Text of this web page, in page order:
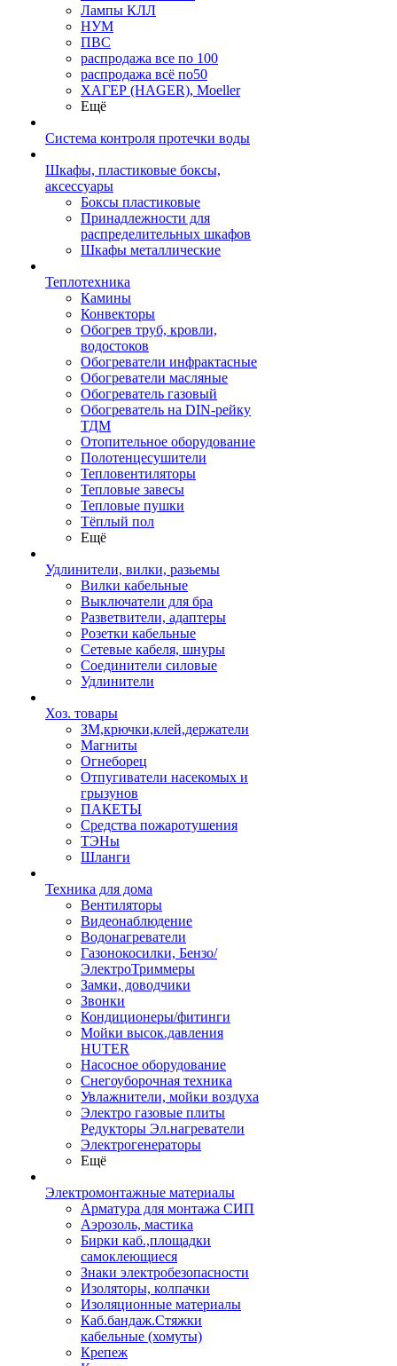
Лампы КЛЛ
НУМ
ПВС
распродажа все по 100
распродажа всё по50
ХАГЕР (HAGER), Moeller
Ещё
Система контроля протечки воды
Шкафы, пластиковые боксы,
аксессуары
Боксы пластиковые
Принадлежности для
распределительных шкафов
Шкафы металлические
Теплотехника
Камины
Конвекторы
Обогрев труб, кровли,
водостоков
Обогреватели инфрактасные
Обогреватели масляные
Обогреватель газовый
Обогреватель на DIN-рейку
ТДМ
Отопительное оборудование
Полотенцесушители
Тепловентиляторы
Тепловые завесы
Тепловые пушки
Тёплый пол
Ещё
Удлинители, вилки, разьемы
Вилки кабельные
Выключатели для бра
Разветвители, адаптеры
Розетки кабельные
Сетевые кабеля, шнуры
Соединители силовые
Удлинители
Хоз. товары
ЗМ,крючки,клей,держатели
Магниты
Огнеборец
Отпугиватели насекомых и
грызунов
ПАКЕТЫ
Средства пожаротушения
ТЭНы
Шланги
Техника для дома
Вентиляторы
Видеонаблюдение
Водонагреватели
Газонокосилки, Бензо/
ЭлектроТриммеры
Замки, доводчики
Звонки
Кондиционеры/фитинги
Мойки высок.давления
HUTER
Насосное оборудование
Снегоуборочная техника
Увлажнители, мойки воздуха
Электро газовые плиты
Редукторы Эл.нагреватели
Электрогенераторы
Ещё
Электромонтажные материалы
Арматура для монтажа СИП
Аэрозоль, мастика
Бирки каб.,площадки
самоклеющиеся
Знаки электробезопасности
Изоляторы, колпачки
Изоляционные материалы
Каб.бандаж.Стяжки
кабельные (хомуты)
Крепеж